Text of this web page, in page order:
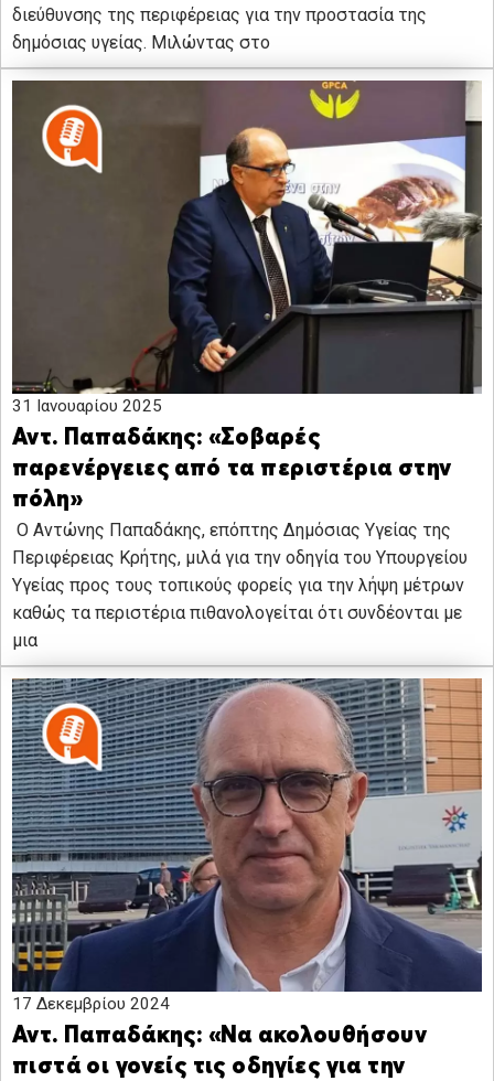
διεύθυνσης της περιφέρειας για την προστασία της
δημόσιας υγείας. Μιλώντας στο
31 Ιανουαρίου 2025
Αντ. Παπαδάκης: «Σοβαρές
παρενέργειες από τα περιστέρια στην
πόλη»
Ο Αντώνης Παπαδάκης, επόπτης Δημόσιας Υγείας της
Περιφέρειας Κρήτης, μιλά για την οδηγία του Υπουργείου
Υγείας προς τους τοπικούς φορείς για την λήψη μέτρων
καθώς τα περιστέρια πιθανολογείται ότι συνδέονται με
μια
17 Δεκεμβρίου 2024
Αντ. Παπαδάκης: «Να ακολουθήσουν
πιστά οι γονείς τις οδηγίες για την